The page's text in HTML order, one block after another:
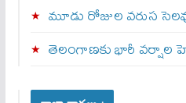
మూడు రోజుల వరుస
తెలంగాణకు భారీ వర్షాల